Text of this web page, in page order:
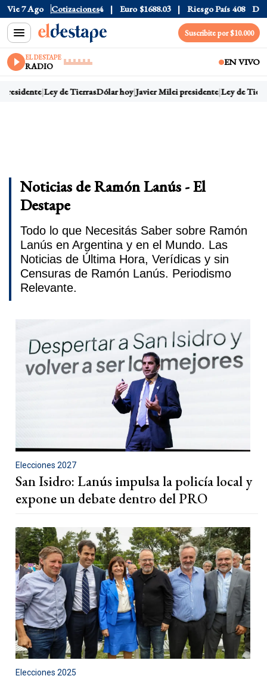
Vie 7 Ago Cotizaciones
Dólar CCL $1578.4 Euro $1688.03 Riesgo País 408
Suscribite por $10.000
EL DESTAPE
RADIO EN VIVO
Ley de TierrasDólar hoy Javier Milei presidente Ley de
Noticias de Ramón Lanús - El
Destape
Todo lo que Necesitás Saber sobre Ramón
Lanús en Argentina y en el Mundo. Las
Noticias de Última Hora, Verídicas y sin
Censuras de Ramón Lanús. Periodismo
Relevante.
Elecciones 2027
San Isidro: Lanús impulsa la policía local y
expone un debate dentro del PRO
Elecciones 2025